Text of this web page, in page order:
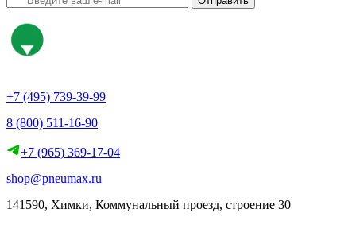
+7 (495) 739-39-99
8 (800) 511-16-90
+7 (965) 369-17-04
shop@pneumax.ru
141590, Химки, Коммунальный проезд, строение 30